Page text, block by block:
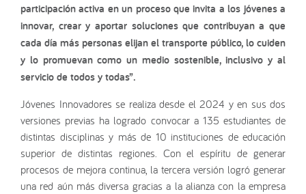
participación activa en un proceso que invita a los jóvenes a
innovar, crear y aportar soluciones que contribuyan a que
cada día más personas elijan el transporte público, lo cuiden
y lo promuevan como un medio sostenible, inclusivo y al
servicio de todos y todas”.
Jóvenes Innovadores se realiza desde el 2024 y en sus dos
versiones previas ha logrado convocar a 135 estudiantes de
distintas disciplinas y más de 10 instituciones de educación
superior de distintas regiones. Con el espíritu de generar
procesos de mejora continua, la tercera versión logró generar
una red aún más diversa gracias a la alianza con la empresa